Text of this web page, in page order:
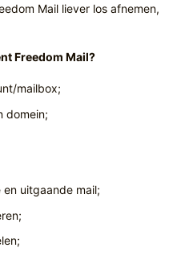
Mail liever los afnemen,
Freedom Mail?
mailbox;
domein;
uitgaande mail;